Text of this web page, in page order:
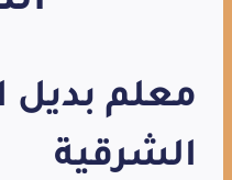
معلم بديل
الشرقية